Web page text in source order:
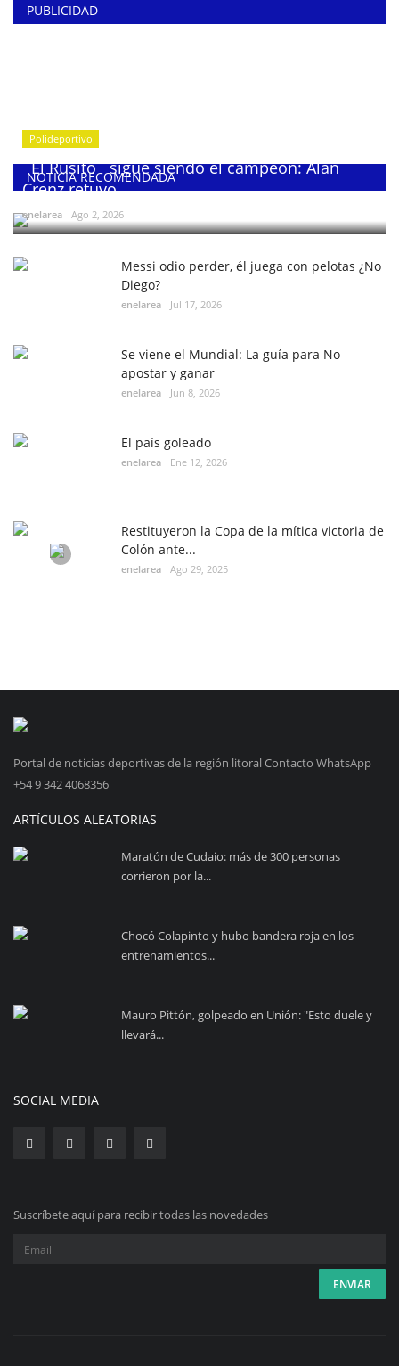
PUBLICIDAD
NOTICIA RECOMENDADA
Polideportivo
¨El Rusito¨ sigue siendo el campeón: Alan
Crenz retuvo...
enelarea Ago 2, 2026
Messi odio perder, él juega con pelotas ¿No
Diego?
enelarea Jul 17, 2026
Se viene el Mundial: La guía para No
apostar y ganar
enelarea Jun 8, 2026
El país goleado
enelarea Ene 12, 2026
Restituyeron la Copa de la mítica victoria de
Colón ante...
enelarea Ago 29, 2025
Portal de noticias deportivas de la región litoral Contacto WhatsApp
+54 9 342 4068356
ARTÍCULOS ALEATORIAS
Maratón de Cudaio: más de 300 personas
corrieron por la...
Chocó Colapinto y hubo bandera roja en los
entrenamientos...
Mauro Pittón, golpeado en Unión: "Esto duele y
llevará...
SOCIAL MEDIA
Suscríbete aquí para recibir todas las novedades